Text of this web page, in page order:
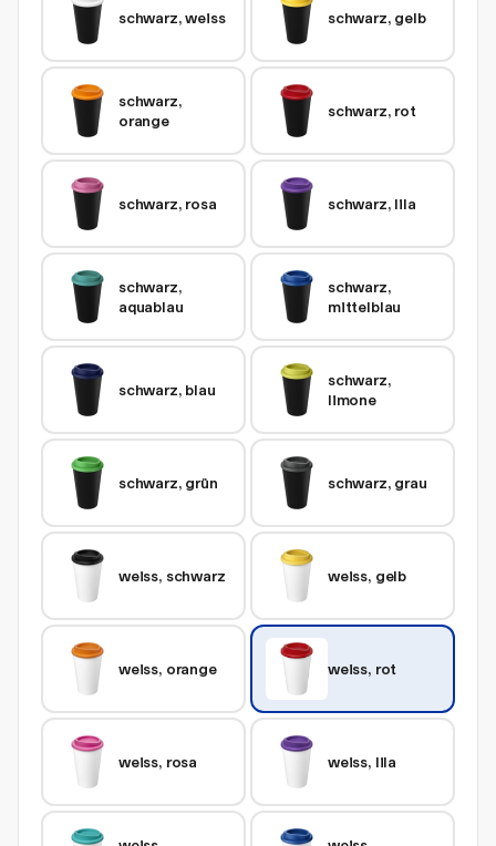
schwarz, weiss schwarz, gelb
schwarz,
orange
schwarz, rot
schwarz, rosa schwarz, lila
schwarz,
aquablau
schwarz,
mittelblau
schwarz, blau
schwarz,
limone
schwarz, grün schwarz, grau
weiss, schwarz weiss, gelb
weiss, orange weiss, rot
weiss, rosa weiss, lila